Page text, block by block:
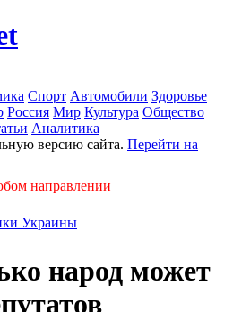
Спорт Автомобили Здоровье
Россия Мир Культура Общество
Аналитика
версию сайта. Перейти на
направлении
Украины
народ может